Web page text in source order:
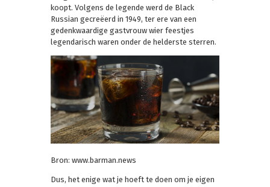
koopt. Volgens de legende werd de Black
Russian gecreëerd in 1949, ter ere van een
gedenkwaardige gastvrouw wier feestjes
legendarisch waren onder de helderste sterren.
Bron: www.barman.news
Dus, het enige wat je hoeft te doen om je eigen